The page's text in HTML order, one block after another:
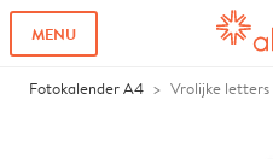
MENU
Fotokalender A4 Vrolijke letters